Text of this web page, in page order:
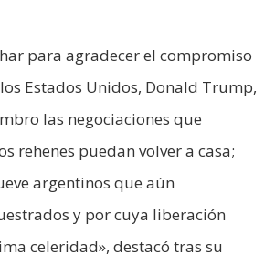
para agradecer el compromiso
Estados Unidos, Donald Trump,
las negociaciones que
rehenes puedan volver a casa;
argentinos que aún
y por cuya liberación
celeridad», destacó tras su